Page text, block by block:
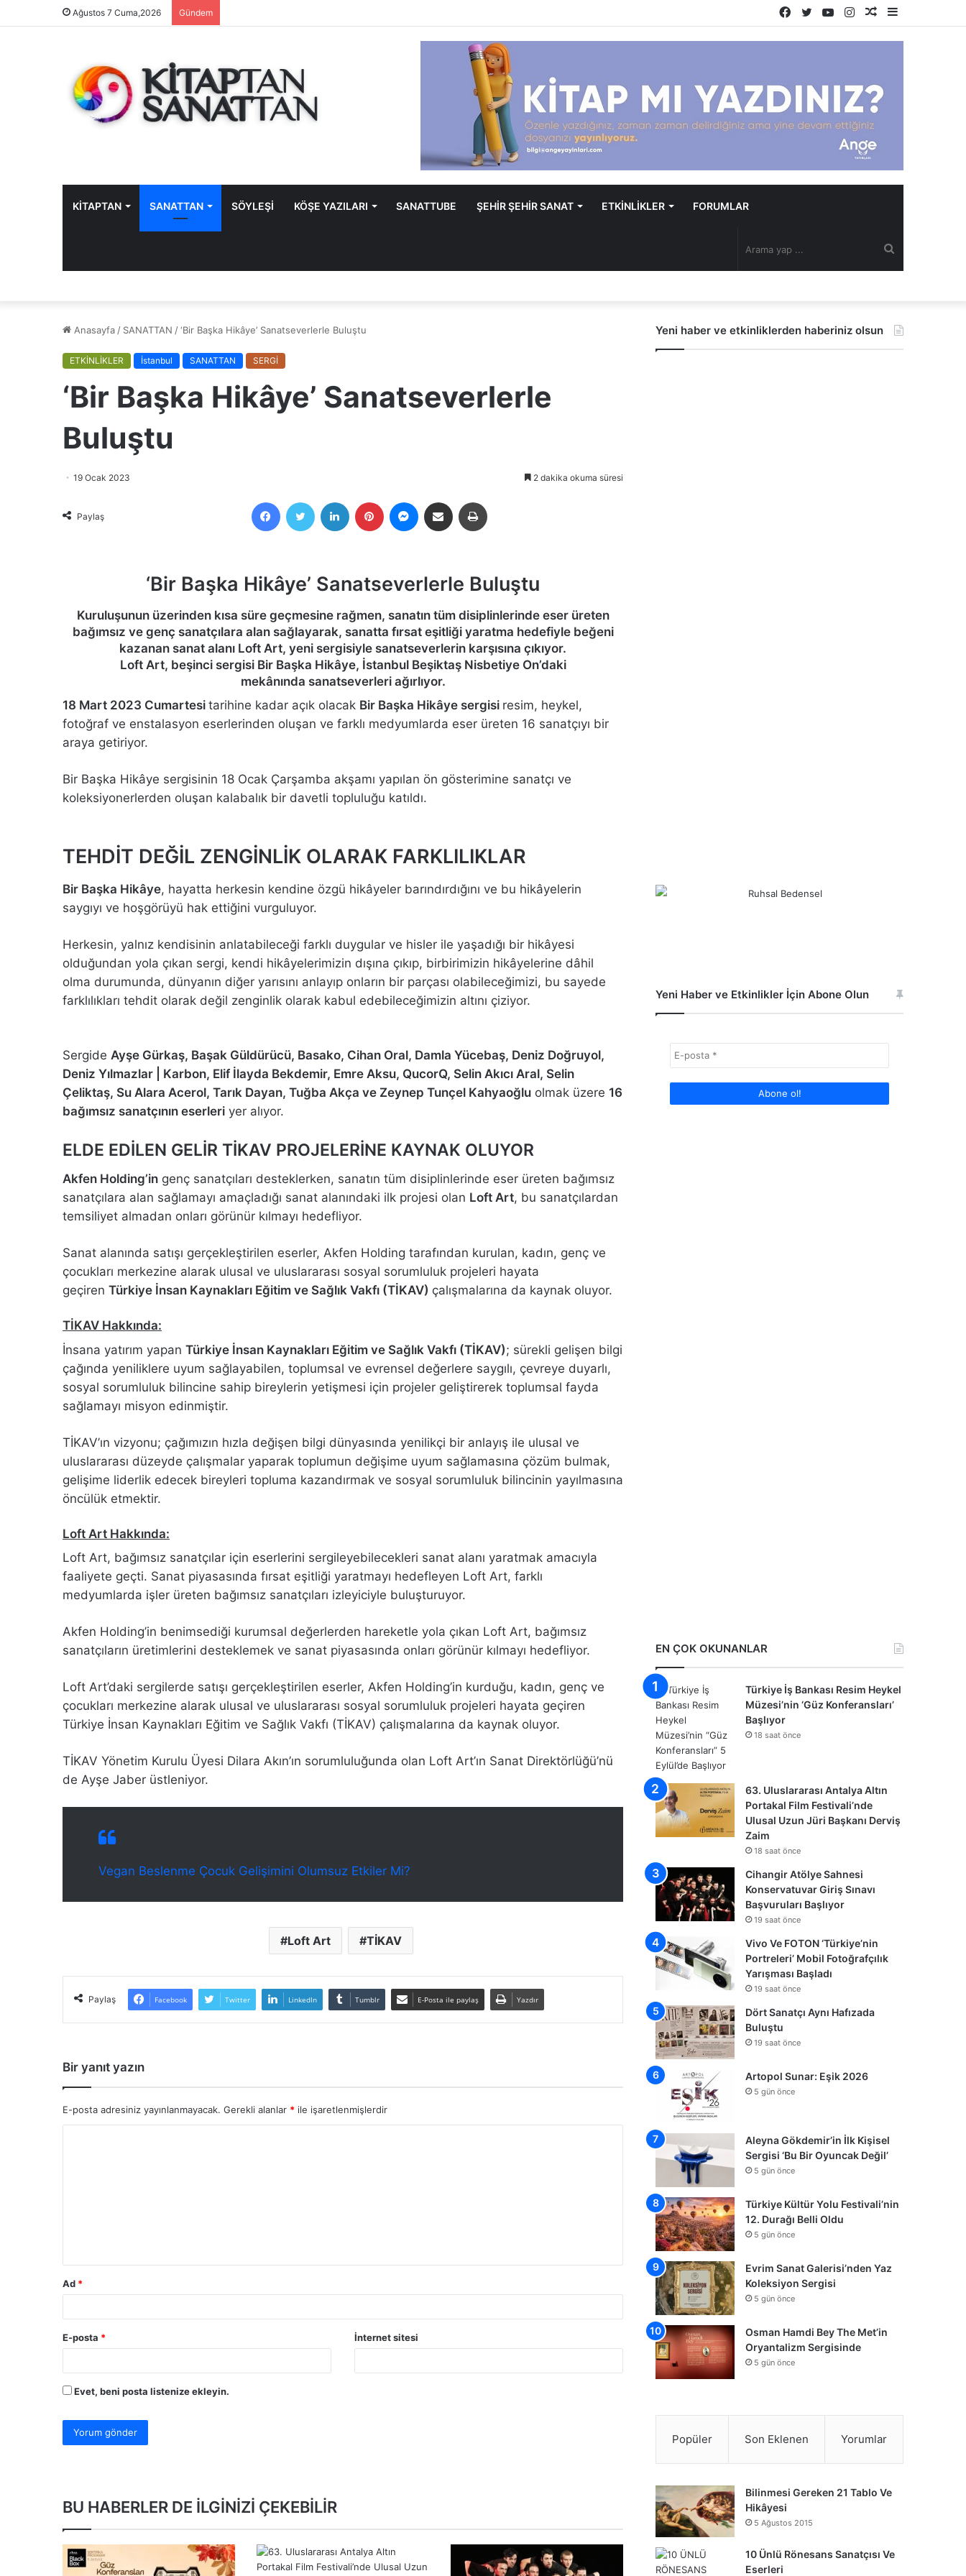
Ağustos 7 Cuma,2026 Gündem
Kenar
Rastgele
Instagram
YouTube
Twitter
Facebook
KİTAPTAN SANATTAN SÖYLEŞİ KÖŞE YAZILARI SANATTUBE ŞEHİR ŞEHİR SANAT ETKİNLİKLER FORUMLAR
...
Anasayfa / SANATTAN /‘Bir Başka Hikâye’ Sanatseverlerle Buluştu
ETKİNLİKLER İstanbul SANATTAN SERGİ
‘Bir Başka Hikâye’ Sanatseverlerle
Buluştu
19 Ocak 2023 2 dakika okuma süresi
Paylaş
FacebookTwitter LinkedIn Pinterest MessengerE-Posta ile paylaş
‘Bir Başka Hikâye’ Sanatseverlerle Buluştu
Kuruluşunun üzerinden kısa süre geçmesine rağmen, sanatın tüm disiplinlerinde eser üreten
bağımsız ve genç sanatçılara alan sağlayarak, sanatta fırsat eşitliği yaratma hedefiyle beğeni
kazanan sanat alanı Loft Art, yeni sergisiyle sanatseverlerin karşısına çıkıyor.
Loft Art, beşinci sergisi Bir Başka Hikâye, İstanbul Beşiktaş Nisbetiye On’daki
mekânında sanatseverleri ağırlıyor.
18 Mart 2023 Cumartesi tarihine kadar açık olacak Bir Başka Hikâye sergisi resim, heykel,
fotoğraf ve enstalasyon eserlerinden oluşan ve farklı medyumlarda eser üreten 16 sanatçıyı bir
araya getiriyor.
Bir Başka Hikâye sergisinin 18 Ocak Çarşamba akşamı yapılan ön gösterimine sanatçı ve
koleksiyonerlerden oluşan kalabalık bir davetli topluluğu katıldı.
TEHDİT DEĞİL ZENGİNLİK OLARAK FARKLILIKLAR
Bir Başka Hikâye, hayatta herkesin kendine özgü hikâyeler barındırdığını ve bu hikâyelerin
saygıyı ve hoşgörüyü hak ettiğini vurguluyor.
Herkesin, yalnız kendisinin anlatabileceği farklı duygular ve hisler ile yaşadığı bir hikâyesi
olduğundan yola çıkan sergi, kendi hikâyelerimizin dışına çıkıp, birbirimizin hikâyelerine dâhil
olma durumunda, dünyanın diğer yarısını anlayıp onların bir parçası olabileceğimizi, bu sayede
farklılıkları tehdit olarak değil zenginlik olarak kabul edebileceğimizin altını çiziyor.
Sergide Ayşe Gürkaş, Başak Güldürücü, Basako, Cihan Oral, Damla Yücebaş, Deniz Doğruyol,
Deniz Yılmazlar | Karbon, Elif İlayda Bekdemir, Emre Aksu, QucorQ, Selin Akıcı Aral, Selin
Çeliktaş, Su Alara Acerol, Tarık Dayan, Tuğba Akça ve Zeynep Tunçel Kahyaoğlu olmak üzere 16
bağımsız sanatçının eserleri yer alıyor.
ELDE EDİLEN GELİR TİKAV PROJELERİNE KAYNAK OLUYOR
Akfen Holding’in genç sanatçıları desteklerken, sanatın tüm disiplinlerinde eser üreten bağımsız
sanatçılara alan sağlamayı amaçladığı sanat alanındaki ilk projesi olan Loft Art, bu sanatçılardan
temsiliyet almadan onları görünür kılmayı hedefliyor.
Sanat alanında satışı gerçekleştirilen eserler, Akfen Holding tarafından kurulan, kadın, genç ve
çocukları merkezine alarak ulusal ve uluslararası sosyal sorumluluk projeleri hayata
geçiren Türkiye İnsan Kaynakları Eğitim ve Sağlık Vakfı (TİKAV) çalışmalarına da kaynak oluyor.
TİKAV Hakkında:
İnsana yatırım yapan Türkiye İnsan Kaynakları Eğitim ve Sağlık Vakfı (TİKAV); sürekli gelişen bilgi
çağında yeniliklere uyum sağlayabilen, toplumsal ve evrensel değerlere saygılı, çevreye duyarlı,
sosyal sorumluluk bilincine sahip bireylerin yetişmesi için projeler geliştirerek toplumsal fayda
sağlamayı misyon edinmiştir.
TİKAV’ın vizyonu; çağımızın hızla değişen bilgi dünyasında yenilikçi bir anlayış ile ulusal ve
uluslararası düzeyde çalışmalar yaparak toplumun değişime uyum sağlamasına çözüm bulmak,
gelişime liderlik edecek bireyleri topluma kazandırmak ve sosyal sorumluluk bilincinin yayılmasına
öncülük etmektir.
Loft Art Hakkında:
Loft Art, bağımsız sanatçılar için eserlerini sergileyebilecekleri sanat alanı yaratmak amacıyla
faaliyete geçti. Sanat piyasasında fırsat eşitliği yaratmayı hedefleyen Loft Art, farklı
medyumlarda işler üreten bağımsız sanatçıları izleyiciyle buluşturuyor.
Akfen Holding’in benimsediği kurumsal değerlerden hareketle yola çıkan Loft Art, bağımsız
sanatçıların üretimlerini desteklemek ve sanat piyasasında onları görünür kılmayı hedefliyor.
Loft Art’daki sergilerde satışı gerçekleştirilen eserler, Akfen Holding’in kurduğu, kadın, genç ve
çocukları merkezine alarak ulusal ve uluslararası sosyal sorumluluk projeleri hayata geçiren
Türkiye İnsan Kaynakları Eğitim ve Sağlık Vakfı (TİKAV) çalışmalarına da kaynak oluyor.
TİKAV Yönetim Kurulu Üyesi Dilara Akın’ın sorumluluğunda olan Loft Art’ın Sanat Direktörlüğü’nü
de Ayşe Jaber üstleniyor.
Vegan Beslenme Çocuk Gelişimini Olumsuz Etkiler Mi?
Loft Art TİKAV
Paylaş Facebook Twitter LinkedIn Tumblr E-Posta ile paylaş Yazdır
Bir yanıt yazın
E-posta adresiniz yayınlanmayacak. Gerekli alanlar * ile işaretlenmişlerdir
Ad *
E-posta * İnternet sitesi
Evet, beni posta listenize ekleyin.
BU HABERLER DE İLGİNİZİ ÇEKEBİLİR
Yeni haber ve etkinliklerden haberiniz olsun
Yeni Haber ve Etkinlikler İçin Abone Olun
EN ÇOK OKUNANLAR
Türkiye İş Bankası Resim Heykel
Müzesi’nin ‘Güz Konferansları’
Başlıyor
18 saat önce
63. Uluslararası Antalya Altın
Portakal Film Festivali’nde
Ulusal Uzun Jüri Başkanı Derviş
Zaim
18 saat önce
Cihangir Atölye Sahnesi
Konservatuvar Giriş Sınavı
Başvuruları Başlıyor
19 saat önce
Vivo Ve FOTON ‘Türkiye’nin
Portreleri’ Mobil Fotoğrafçılık
Yarışması Başladı
19 saat önce
Dört Sanatçı Aynı Hafızada
Buluştu
19 saat önce
Artopol Sunar: Eşik 2026
5 gün önce
Aleyna Gökdemir’in İlk Kişisel
Sergisi ‘Bu Bir Oyuncak Değil’
5 gün önce
Türkiye Kültür Yolu Festivali’nin
12. Durağı Belli Oldu
5 gün önce
Evrim Sanat Galerisi’nden Yaz
Koleksiyon Sergisi
5 gün önce
Osman Hamdi Bey The Met’in
Oryantalizm Sergisinde
5 gün önce
Popüler Son Eklenen Yorumlar
Bilinmesi Gereken 21 Tablo Ve
Hikâyesi
5 Ağustos 2015
10 Ünlü Rönesans Sanatçısı Ve
Eserleri